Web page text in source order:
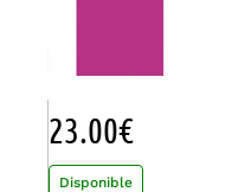
23.00€
Disponible